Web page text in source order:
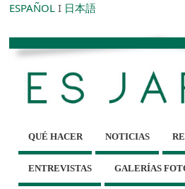
ESPAÑOL I 日本語
QUÉ HACER NOTICIAS
ENTREVISTAS GALERÍAS